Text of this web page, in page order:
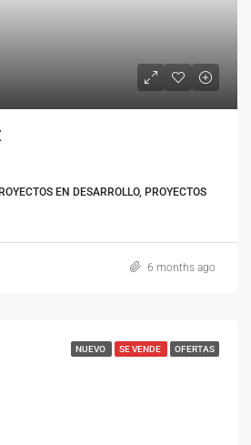
EN DESARROLLO, PROYECTOS
6 months ago
NUEVO SE VENDE OFERTAS